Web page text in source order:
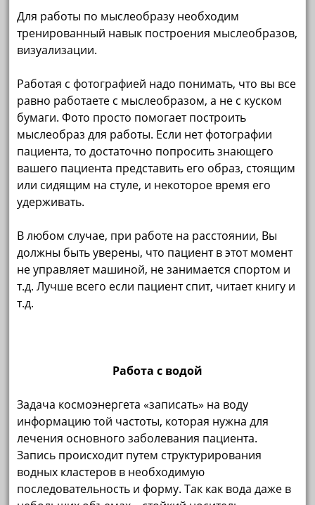
Для работы по мыслеобразу необходим
тренированный навык построения мыслеобразов,
визуализации.
Работая с фотографией надо понимать, что вы все
равно работаете с мыслеобразом, а не с куском
бумаги. Фото просто помогает построить
мыслеобраз для работы. Если нет фотографии
пациента, то достаточно попросить знающего
вашего пациента представить его образ, стоящим
или сидящим на стуле, и некоторое время его
удерживать.
В любом случае, при работе на расстоянии, Вы
должны быть уверены, что пациент в этот момент
не управляет машиной, не занимается спортом и
т.д. Лучше всего если пациент спит, читает книгу и
т.д.
Работа с водой
Задача космоэнергета «записать» на воду
информацию той частоты, которая нужна для
лечения основного заболевания пациента.
Запись происходит путем структурирования
водных кластеров в необходимую
последовательность и форму. Так как вода даже в